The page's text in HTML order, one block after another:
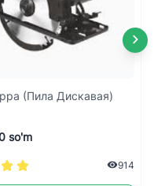
(пила Дискавая)
so'm
914